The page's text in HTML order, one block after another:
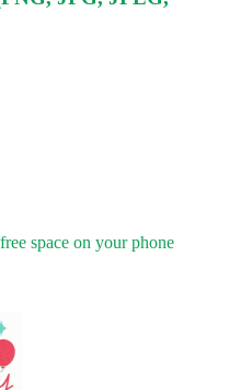
space on your phone